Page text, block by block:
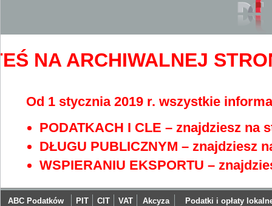
NA ARCHIWALNEJ
Od 1 stycznia 2019 r. wszystkie
PODATKACH I CLE – znajdziesz na
DŁUGU PUBLICZNYM – znajdziesz
WSPIERANIU EKSPORTU –
ABC Podatków PIT CIT VAT Akcyza Podatki i opłaty